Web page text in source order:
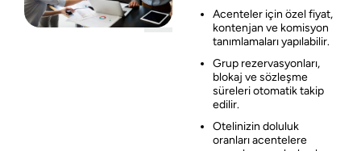
Acenteler için özel fiyat,
kontenjan ve komisyon
tanımlamaları yapılabilir.
Grup rezervasyonları,
blokaj ve sözleşme
süreleri otomatik takip
edilir.
Otelinizin doluluk
oranları acentelere